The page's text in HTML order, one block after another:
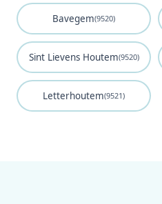
Bavegem(9520)
Sint Lievens Houtem(9520)
Letterhoutem(9521)